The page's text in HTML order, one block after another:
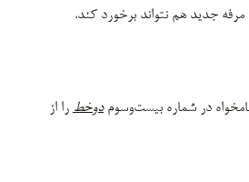
مرفه جدید هم نتواند برخورد کند.
در شماره بیست‌وسومدوخط را از